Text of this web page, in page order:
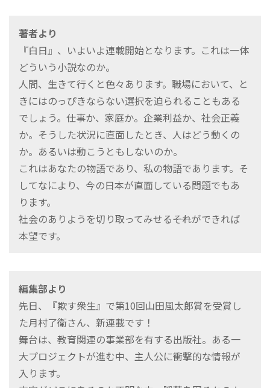
著者より
『白日』、いよいよ連載開始となります。これは一体
どういう小説なのか。
人間、生きて行くと色々あります。職場において、と
きにはのっぴきならない選択を迫られることもある
でしょう。仕事か、家庭か。企業利益か、社会正義
か。そうした状況に直面したとき、人はどう動くの
か。あるいは動こうともしないのか。
これはあなたの物語であり、私の物語であります。そ
してなにより、今の日本が直面している問題でもあ
ります。
社会のありようを切り取ってみせる――それができれば
本望です。
編集部より
先日、『欺す衆生』で第10回山田風太郎賞を受賞し
た月村了衛さん、新連載です！
舞台は、教育関連の事業部を有する出版社。ある一
大プロジェクトが進む中、主人公に衝撃的な情報が
入ります。